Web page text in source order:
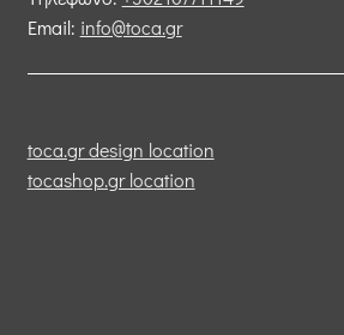
Email: info@toca.gr
toca.gr design location
tocashop.gr location